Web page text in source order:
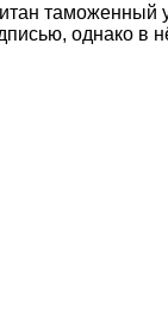
таможенный
однако в